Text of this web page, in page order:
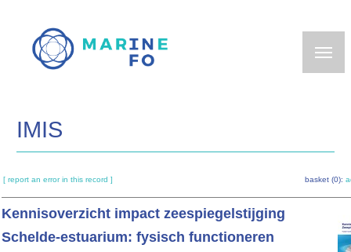
main
IMIS
[ report an error in this record ] basket (0):
Kennisoverzicht impact zeespiegelstijging
Schelde-estuarium: fysisch functioneren